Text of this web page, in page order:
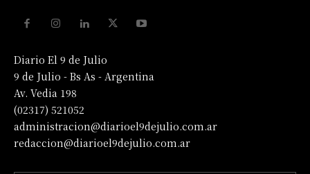
Diario El 9 de Julio
9 de Julio - Bs As - Argentina
Av. Vedia 198
(02317) 521052
administracion@diarioel9dejulio.com.ar
redaccion@diarioel9dejulio.com.ar